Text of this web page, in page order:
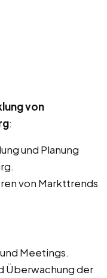
von
:
und Planung
von Markttrends
Meetings.
Überwachung der